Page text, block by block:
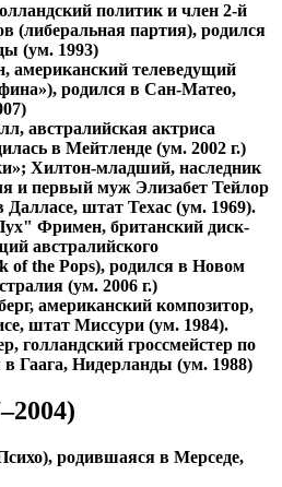
политик и член 2-й
(либеральная партия), родился
(ум. 1993)
американский телеведущий
родился в Сан-Матео,
австралийская актриса
в Мейтленде (ум. 2002 г.)
Хилтон-младший, наследник
и первый муж Элизабет Тейлор
Далласе, штат Техас (ум. 1969).
Фримен, британский диск-
австралийского
of the Pops), родился в Новом
(ум. 2006 г.)
американский композитор,
штат Миссури (ум. 1984).
голландский гроссмейстер по
Гаага, Нидерланды (ум. 1988)
родившаяся в Мерседе,